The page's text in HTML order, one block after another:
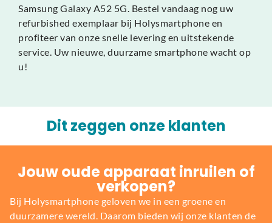
Samsung Galaxy A52 5G. Bestel vandaag nog uw
refurbished exemplaar bij Holysmartphone en
profiteer van onze snelle levering en uitstekende
service. Uw nieuwe, duurzame smartphone wacht op
u!
Dit zeggen onze klanten
Jouw oude apparaat inruilen of
verkopen?
Bij Holysmartphone geloven we in een groene en
duurzamere wereld. Daarom bieden wij onze klanten de